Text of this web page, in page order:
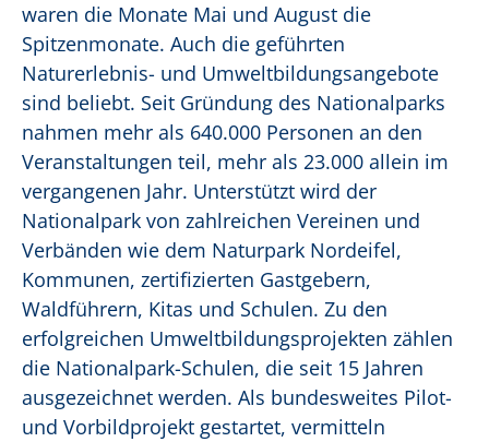
waren die Monate Mai und August die
Spitzenmonate. Auch die geführten
Naturerlebnis- und Umweltbildungsangebote
sind beliebt. Seit Gründung des Nationalparks
nahmen mehr als 640.000 Personen an den
Veranstaltungen teil, mehr als 23.000 allein im
vergangenen Jahr. Unterstützt wird der
Nationalpark von zahlreichen Vereinen und
Verbänden wie dem Naturpark Nordeifel,
Kommunen, zertifizierten Gastgebern,
Waldführern, Kitas und Schulen. Zu den
erfolgreichen Umweltbildungsprojekten zählen
die Nationalpark-Schulen, die seit 15 Jahren
ausgezeichnet werden. Als bundesweites Pilot-
und Vorbildprojekt gestartet, vermitteln